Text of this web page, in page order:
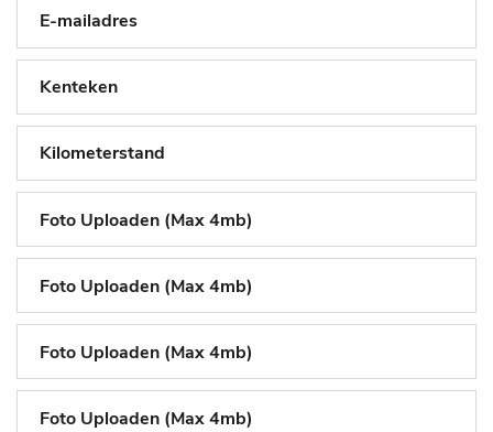
Foto Uploaden (Max 4mb)
Foto Uploaden (Max 4mb)
Foto Uploaden (Max 4mb)
Foto Uploaden (Max 4mb)